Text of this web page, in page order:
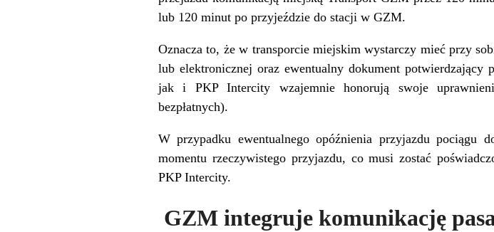
lub 120 minut po przyjeździe do stacji w GZM.
Oznacza to, że w transporcie miejskim wystarczy mieć przy
lub elektronicznej oraz ewentualny dokument
jak i PKP Intercity wzajemnie honorują swoje
bezpłatnych).
W przypadku ewentualnego opóźnienia przyjazdu
momentu rzeczywistego przyjazdu, co musi zostać
PKP Intercity.
GZM integruje komunikację